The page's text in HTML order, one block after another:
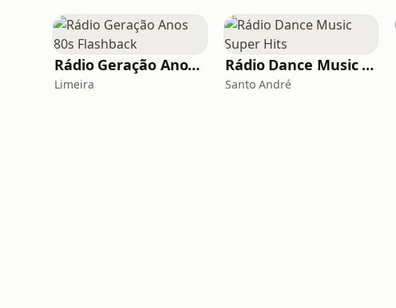
Rádio Geração Anos 80s Flashback
Limeira
Rádio Dance Music Super Hits
Santo André